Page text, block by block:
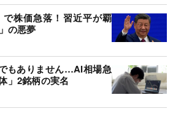
株価急落！習近平が覇
の悪夢
もありません…AI相場急
」2銘柄の実名